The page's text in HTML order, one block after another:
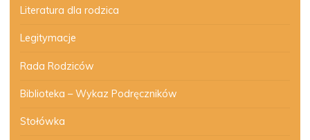
Literatura dla rodzica
Legitymacje
Rada Rodziców
Biblioteka – Wykaz Podręczników
Stołówka